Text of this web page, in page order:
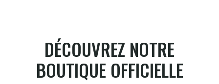
DÉCOUVREZ NOTRE
BOUTIQUE OFFICIELLE